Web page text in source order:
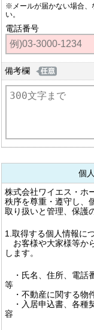
※メールが届かない場合、
い。
電話番号
備考欄
個
株式会社ワイエス・ホ
秩序を尊重・遵守し、
取り扱いと管理、保護
1.取得する個人情報に
お客様や大家様等か
します。
・氏名、住所、電話
等
・不動産に関する物
・入居申込書、各種
容